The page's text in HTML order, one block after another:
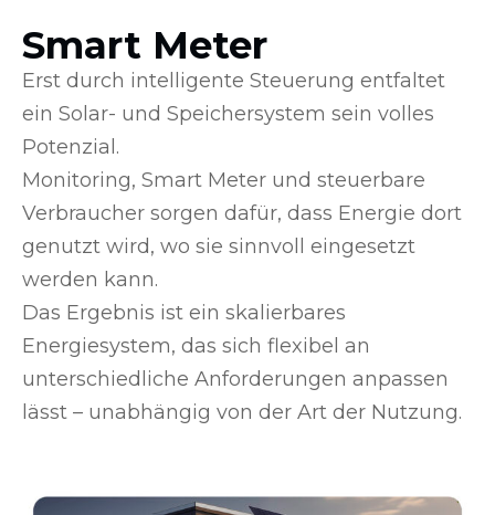
Smart Meter
Erst durch intelligente Steuerung entfaltet
ein Solar- und Speichersystem sein volles
Potenzial.
Monitoring, Smart Meter und steuerbare
Verbraucher sorgen dafür, dass Energie dort
genutzt wird, wo sie sinnvoll eingesetzt
werden kann.
Das Ergebnis ist ein skalierbares
Energiesystem, das sich flexibel an
unterschiedliche Anforderungen anpassen
lässt – unabhängig von der Art der Nutzung.